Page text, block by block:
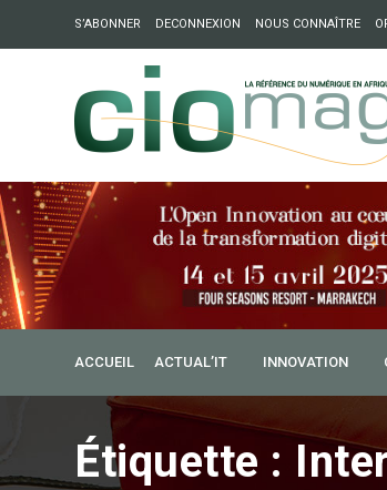
S’ABONNER DECONNEXION NOUS CONNAÎTRE
: Partech Shaker lance Chapter54 pour
ACCUEIL ACTUAL’IT INNOVATION
Étiquette :